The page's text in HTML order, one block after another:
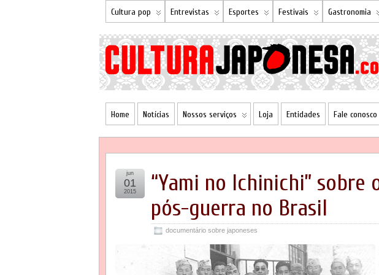
Cultura pop Entrevistas Esportes Festivais Gastronomia
Home Notícias Nossos serviços Loja Entidades Fale conosco
“Yami no Ichinichi”
pós-guerra no Brasil
documentário sobre japoneses
jun
01
2015